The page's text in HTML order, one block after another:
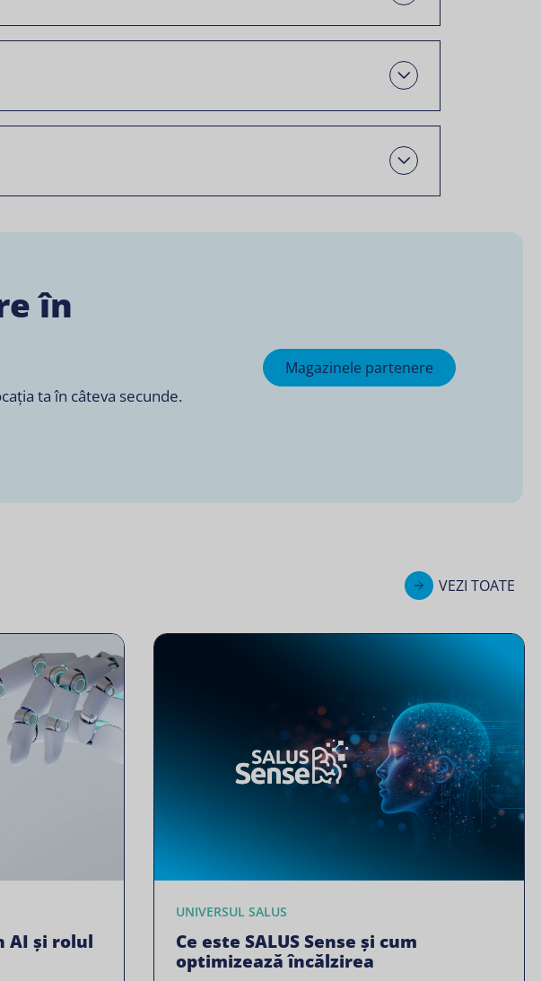
Open
Open
în
ta în câteva secunde.
Magazinele partenere
VEZI TOATE
AI și rolul
UNIVERSUL SALUS
Ce este SALUS Sense și cum
optimizează încălzirea